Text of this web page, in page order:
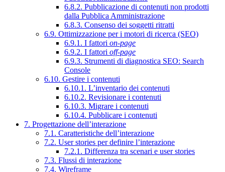
6.8.2. Pubblicazione di contenuti non prodotti
dalla Pubblica Amministrazione
6.8.3. Consenso dei soggetti ritratti
6.9. Ottimizzazione per i motori di ricerca (SEO)
6.9.1. I fattori on-page
6.9.2. I fattori off-page
6.9.3. Strumenti di diagnostica SEO: Search
Console
6.10. Gestire i contenuti
6.10.1. L’inventario dei contenuti
6.10.2. Revisionare i contenuti
6.10.3. Migrare i contenuti
6.10.4. Pubblicare i contenuti
7. Progettazione dell’interazione
7.1. Caratteristiche dell’interazione
7.2. User stories per definire l’interazione
7.2.1. Differenza tra scenari e user stories
7.3. Flussi di interazione
7.4. Wireframe